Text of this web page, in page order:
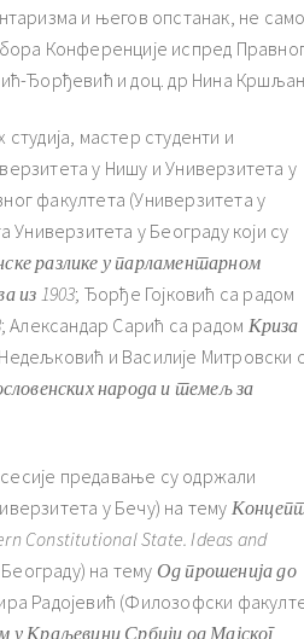
и његов опстанак, не
Конференције испред
Ђорђевић и доц. др Нина
мастер студенти и
у Нишу и Универзитета у
факултета (Универзитета у
у Београду који су
разликеу парламентарном
из 1903; Ђорђе Гојковић са радом
; Александар Сарић са радом Криза
и Василије Митровски
народа и темељ за
предавање су одржали
у Бечу) на тему
Constitutional State. Ideas and
на тему Од прошенија до
Радојевић (Филозофски
Краљевини Србији од Мајског